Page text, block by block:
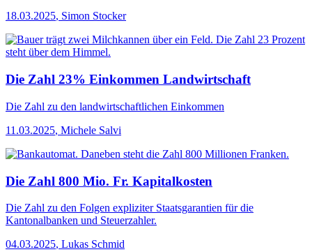
18.03.2025, Simon Stocker
Die Zahl 23% Einkommen Landwirtschaft
Die Zahl zu den landwirtschaftlichen Einkommen
11.03.2025, Michele Salvi
Die Zahl 800 Mio. Fr. Kapitalkosten
Die Zahl zu den Folgen expliziter Staatsgarantien für die
Kantonalbanken und Steuerzahler.
04.03.2025, Lukas Schmid